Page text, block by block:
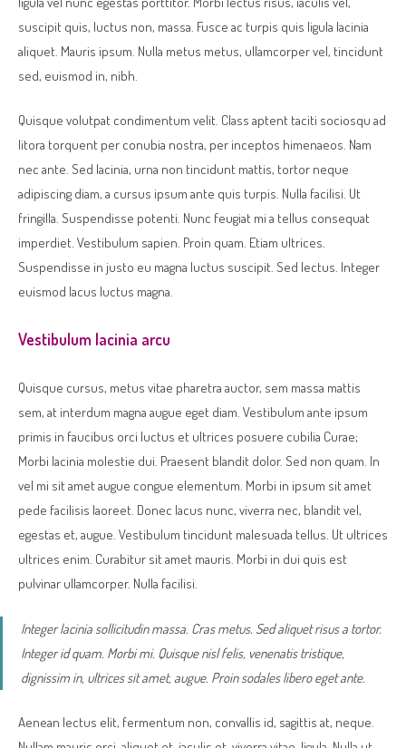
suscipit quis, luctus non, massa. Fusce ac turpis quis ligula lacinia
aliquet. Mauris ipsum. Nulla metus metus, ullamcorper vel, tincidunt
sed, euismod in, nibh.
Quisque volutpat condimentum velit. Class aptent taciti sociosqu ad
litora torquent per conubia nostra, per inceptos himenaeos. Nam
nec ante. Sed lacinia, urna non tincidunt mattis, tortor neque
adipiscing diam, a cursus ipsum ante quis turpis. Nulla facilisi. Ut
fringilla. Suspendisse potenti. Nunc feugiat mi a tellus consequat
imperdiet. Vestibulum sapien. Proin quam. Etiam ultrices.
Suspendisse in justo eu magna luctus suscipit. Sed lectus. Integer
euismod lacus luctus magna.
Vestibulum lacinia arcu
Quisque cursus, metus vitae pharetra auctor, sem massa mattis
sem, at interdum magna augue eget diam. Vestibulum ante ipsum
primis in faucibus orci luctus et ultrices posuere cubilia Curae;
Morbi lacinia molestie dui. Praesent blandit dolor. Sed non quam. In
vel mi sit amet augue congue elementum. Morbi in ipsum sit amet
pede facilisis laoreet. Donec lacus nunc, viverra nec, blandit vel,
egestas et, augue. Vestibulum tincidunt malesuada tellus. Ut ultrices
ultrices enim. Curabitur sit amet mauris. Morbi in dui quis est
pulvinar ullamcorper. Nulla facilisi.
Integer lacinia sollicitudin massa. Cras metus. Sed aliquet risus a tortor.
Integer id quam. Morbi mi. Quisque nisl felis, venenatis tristique,
dignissim in, ultrices sit amet, augue. Proin sodales libero eget ante.
Aenean lectus elit, fermentum non, convallis id, sagittis at, neque.